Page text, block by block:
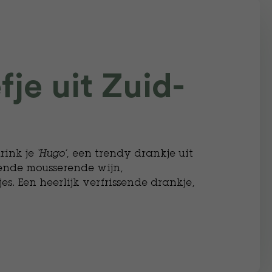
uit Zuid-
je ‘Hugo’, een trendy drankje uit
mousserende wijn,
Een heerlijk verfrissende drankje,